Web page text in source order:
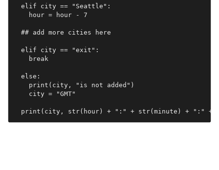
  elif city == "Seattle":
    hour = hour - 7
  ## add more cities here
  elif city == "exit":
    break
  else:
    print(city, "is not added")
    city = "GMT"